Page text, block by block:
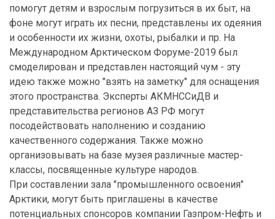
помогут детям и взрослым погрузиться в их быт, на
фоне могут играть их песни, представлены их одеяния
и особенности их жизни, охоты, рыбалки и пр. На
Международном Арктическом Форуме-2019 был
смоделирован и представлен настоящий чум - эту
идею также можно "взять на заметку" для оснащения
этого пространства. Эксперты АКМНССиДВ и
представительства регионов АЗ РФ могут
посодействовать наполнению и созданию
качественного содержания. Также можно
организовывать на базе музея различные мастер-
классы, посвященные культуре народов.
При составлении зала "промышленного освоения"
Арктики, могут быть приглашены в качестве
потенциальных спонсоров компании Газпром-Нефть и